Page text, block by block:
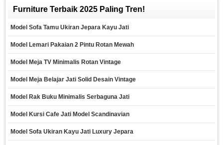
Furniture Terbaik 2025 Paling Tren!
Model Sofa Tamu Ukiran Jepara Kayu Jati
Model Lemari Pakaian 2 Pintu Rotan Mewah
Model Meja TV Minimalis Rotan Vintage
Model Meja Belajar Jati Solid Desain Vintage
Model Rak Buku Minimalis Serbaguna Jati
Model Kursi Cafe Jati Model Scandinavian
Model Sofa Ukiran Kayu Jati Luxury Jepara